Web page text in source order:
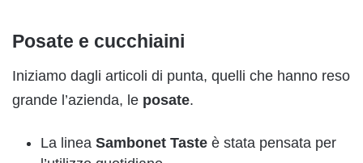
Posate e cucchiaini
Iniziamo dagli articoli di punta, quelli che hanno reso
grande l’azienda, le posate.
La linea Sambonet Taste è stata pensata per